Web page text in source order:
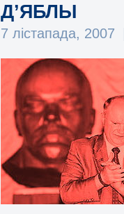
Д’ЯБЛЫ
7 лістапада, 2007